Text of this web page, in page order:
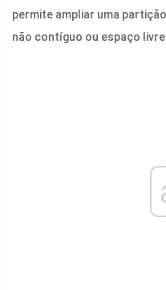
permite ampliar uma
não contíguo ou espaço